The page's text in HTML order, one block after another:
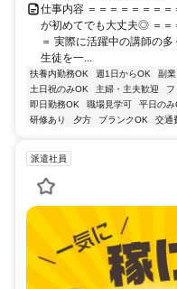
仕事内容 ＝＝＝＝＝＝＝
が初めてでも大丈夫◎ ＝＝
＝ 実際に活躍中の講師の
生徒を一...
扶養内勤務OK 週1日からOK 副
土日祝のみOK
主婦・主夫歓迎
即日勤務OK
職場見学可 平日のみ
研修あり
夕方 ブランクOK 交通
派遣社員